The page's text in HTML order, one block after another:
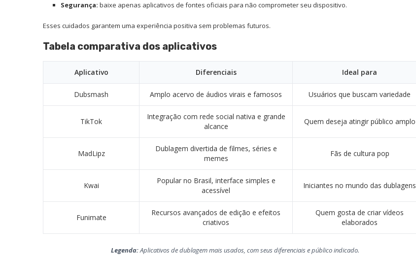
Segurança: baixe apenas aplicativos de fontes oficiais para não comprometer seu dispositivo.
Esses cuidados garantem uma experiência positiva sem problemas futuros.
Tabela comparativa dos aplicativos
Aplicativo Diferenciais Ideal para
Dubsmash Amplo acervo de áudios virais e famosos Usuários que buscam variedade
TikTok
Integração com rede social nativa e grande
alcance
Quem deseja atingir público amplo
MadLipz
Dublagem divertida de filmes, séries e
memes
Fãs de cultura pop
Kwai
Popular no Brasil, interface simples e
acessível
Iniciantes no mundo das dublagens
Funimate
Recursos avançados de edição e efeitos
criativos
Quem gosta de criar vídeos
elaborados
Legenda:Aplicativos de dublagem mais usados, com seus diferenciais e público indicado.